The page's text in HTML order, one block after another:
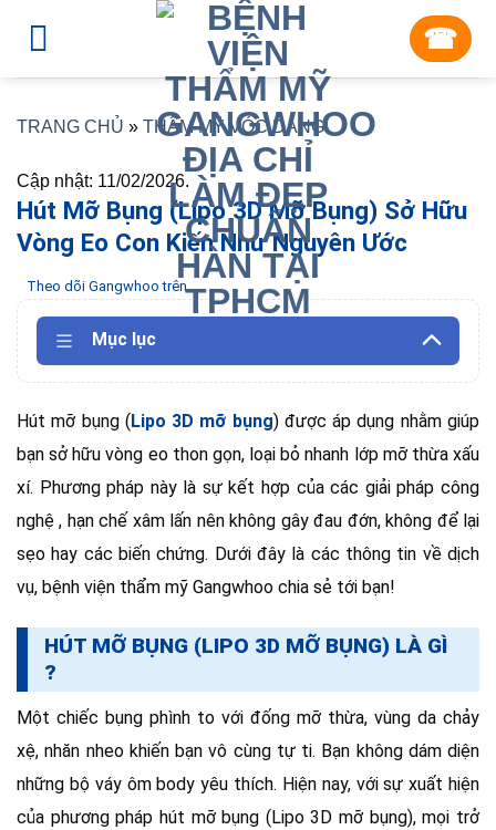
☎︎
TRANG CHỦ » THẨM MỸ VÓC DÁNG
Cập nhật: 11/02/2026.
Hút Mỡ Bụng (Lipo 3D Mỡ Bụng) Sở Hữu
Vòng Eo Con Kiến Như Nguyên Ước
Theo dõi Gangwhoo trên
Mục lục
Hút mỡ bụng (Lipo 3D mỡ bụng) được áp dụng nhằm giúp
bạn sở hữu vòng eo thon gọn, loại bỏ nhanh lớp mỡ thừa xấu
xí. Phương pháp này là sự kết hợp của các giải pháp công
nghệ , hạn chế xâm lấn nên không gây đau đớn, không để lại
sẹo hay các biến chứng. Dưới đây là các thông tin về dịch
vụ, bệnh viện thẩm mỹ Gangwhoo chia sẻ tới bạn!
HÚT MỠ BỤNG (LIPO 3D MỠ BỤNG) LÀ GÌ
?
Một chiếc bụng phình to với đống mỡ thừa, vùng da chảy
xệ, nhăn nheo khiến bạn vô cùng tự ti. Bạn không dám diện
những bộ váy ôm body yêu thích. Hiện nay, với sự xuất hiện
của phương pháp hút mỡ bụng (Lipo 3D mỡ bụng), mọi trở